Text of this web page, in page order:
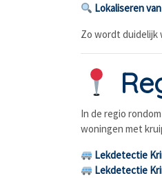
Lokaliseren
Zo wordt duidelijk
In de regio
woningen met
Lekdetectie
Lekdetectie